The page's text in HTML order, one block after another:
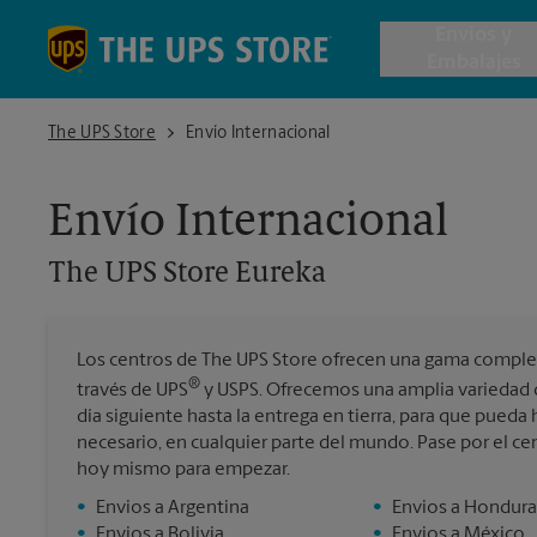
Envío
The UPS Store
The UPS Store EurekaEnvío Internacional
Envío Internacional
The UPS Store Eureka
Los centros de The UPS Store ofrecen una gama
través de UPS® y USPS. Ofrecemos una amplia
día siguiente hasta la entrega en tierra, para que pueda
necesario, en cualquier parte del mundo. Pase por el
hoy mismo para empezar.
•
Envios a Argentina
•
Envios a